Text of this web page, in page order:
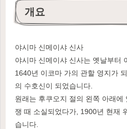
개요
야시마 신메이샤 신사
야시마 신메이샤 신사는 옛날부터
1640년 이코마 가의 관할 영지가
의 수호신이 되었습니다.
원래는 후쿠오지 절의 왼쪽 아래에
쟁 때 소실되었다가, 1900년 현재
습니다.